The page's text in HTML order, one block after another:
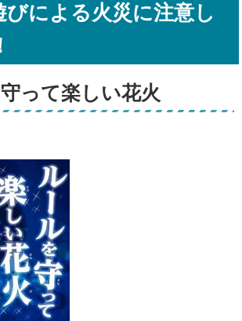
びによる火災に注意し
って楽しい花火